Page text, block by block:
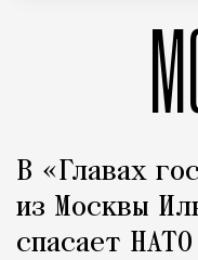
В «Главах
из Москвы
спасает НАТО